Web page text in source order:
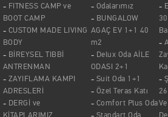
FITNESS CAMP ve
BOOT CAMP
CUSTOM MADE LIVING
BODY
BİREYSEL TIBBİ
ANTRENMAN
ZAYIFLAMA KAMPI
ADRESLERİ
DERGİ ve
Odalarımız
BUNGALOW
AGAÇ EV 1+1 40
m2
Delux Oda AİLE
ODASI 2+1
Suit Oda 1+1
Özel Teras Katı
Comfort Plus Oda